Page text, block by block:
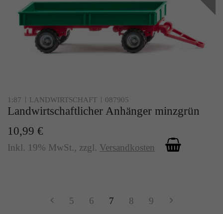
1:87 LANDWIRTSCHAFT 087905
Landwirtschaftlicher Anhänger minzgrün
10,99 €
Inkl. 19% MwSt., zzgl. Versandkosten
5 6 7 8 9